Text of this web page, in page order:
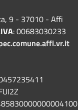
9 - 37010 - Affi
: 00683030233